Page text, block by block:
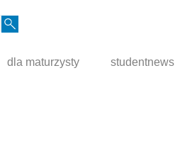
dla maturzysty studentnews